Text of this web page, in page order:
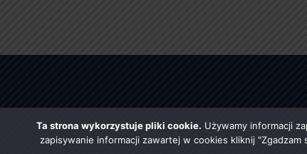
Ta strona wykorzystuje pliki cookie. Używamy informacji
zapisywanie informacji zawartej w cookies kliknij